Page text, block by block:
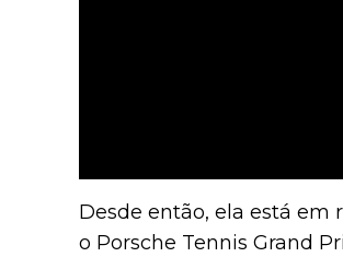
Desde então, ela está em
o Porsche Tennis Grand